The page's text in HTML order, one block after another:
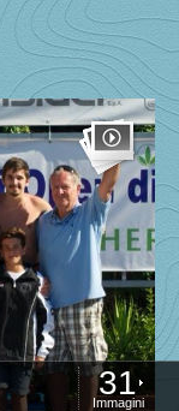
31
Immagini